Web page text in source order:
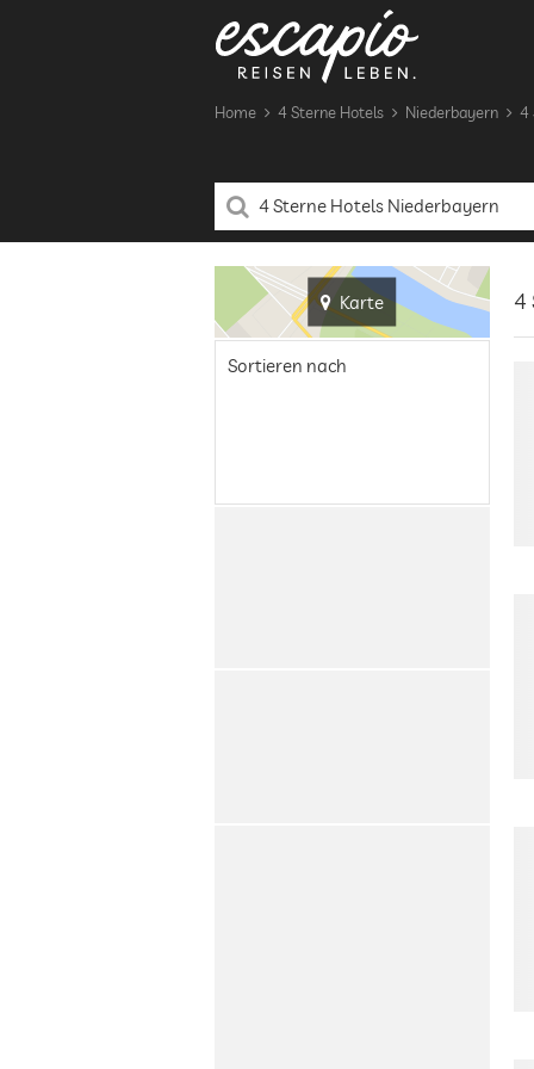
Home 4 Sterne Hotels Niederbayern 4
Karte 4
Sortieren nach